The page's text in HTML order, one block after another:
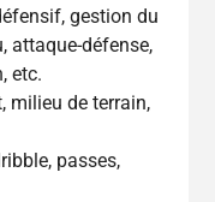
gestion du
attaque-défense,
etc.
milieu de terrain,
passes,